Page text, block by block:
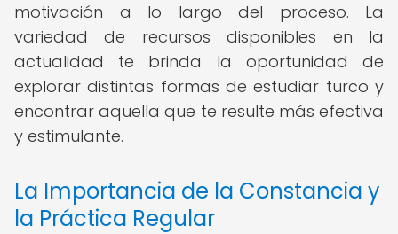
motivación a lo largo del proceso. La
variedad de recursos disponibles en la
actualidad te brinda la oportunidad de
explorar distintas formas de estudiar turco y
encontrar aquella que te resulte más efectiva
y estimulante.
La Importancia de la Constancia y
la Práctica Regular